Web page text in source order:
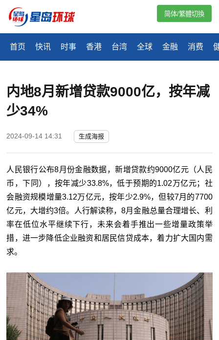
首页 快讯 时事 香港 台湾 全球 金融 消费
简体/繁體切換
内地8月新增贷款9000亿，按年减
少34%
2024-09-14 14:31 生成海报
人民银行公布8月份金融数据，新增贷款约9000亿元（人民
币，下同），按年减少33.8%，低于预期的1.02万亿元；社
会融资规模增量3.12万亿元，按年少2.9%，但较7月的7700
亿元，大增约3倍。人行解读称，8月金融总量合理增长、利
率在低位水平继续下行，未来会着手推出一些增量政策举
措，进一步降低企业融资和居民信贷成本，着力扩大国内需
求。